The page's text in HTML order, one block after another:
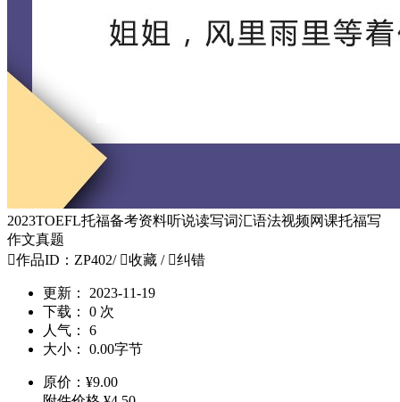
2023TOEFL托福备考资料听说读写词汇语法视频网课托福写
作文真题
作品ID：ZP402/ 收藏 / 纠错
更新：
2023-11-19
下载：
0 次
人气：
6
大小：
0.00字节
原价： ¥9.00